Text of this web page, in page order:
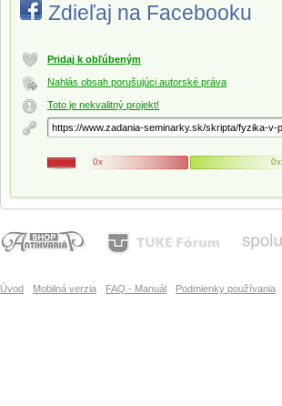
Zdieľaj na Facebooku
Pridaj k obľúbeným
Nahlás obsah porušujúci autorské práva
Toto je nekvalitný projekt!
0x 0x
Úvod Mobilná verzia FAQ - Manuál Podmienky používania